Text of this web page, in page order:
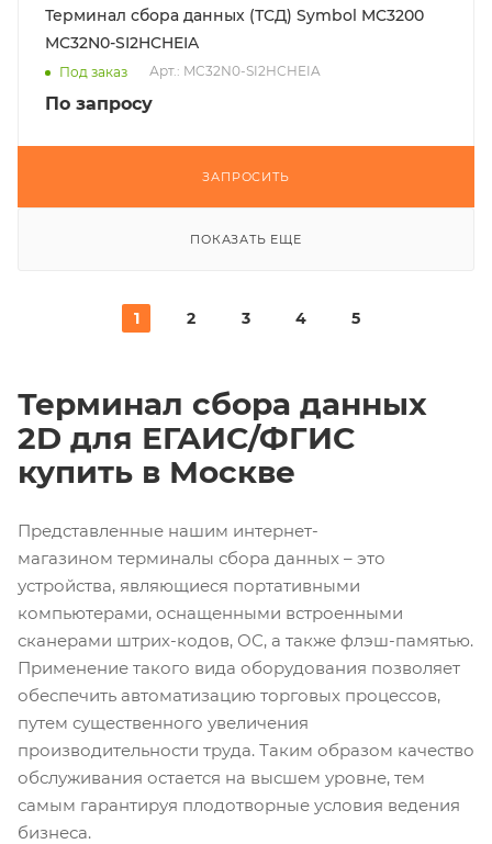
Терминал сбора данных (ТСД) Symbol MC3200
MC32N0-SI2HCHEIA
Под заказ Арт.: MC32N0-SI2HCHEIA
По запросу
ЗАПРОСИТЬ
ПОКАЗАТЬ ЕЩЕ
1 2 3 4 5
Терминал сбора данных
2D для ЕГАИС/ФГИС
купить в Москве
Представленные нашим интернет-
магазином терминалы сбора данных – это
устройства, являющиеся портативными
компьютерами, оснащенными встроенными
сканерами штрих-кодов, ОС, а также флэш-памятью.
Применение такого вида оборудования позволяет
обеспечить автоматизацию торговых процессов,
путем существенного увеличения
производительности труда. Таким образом качество
обслуживания остается на высшем уровне, тем
самым гарантируя плодотворные условия ведения
бизнеса.